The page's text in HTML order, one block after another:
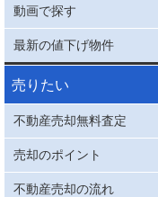
動画で探す
最新の値下げ物件
売りたい
不動産売却無料査定
売却のポイント
不動産売却の流れ